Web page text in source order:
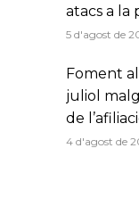
atacs a la
5 d'agost de
Foment
juliol
de
4 d'agost de